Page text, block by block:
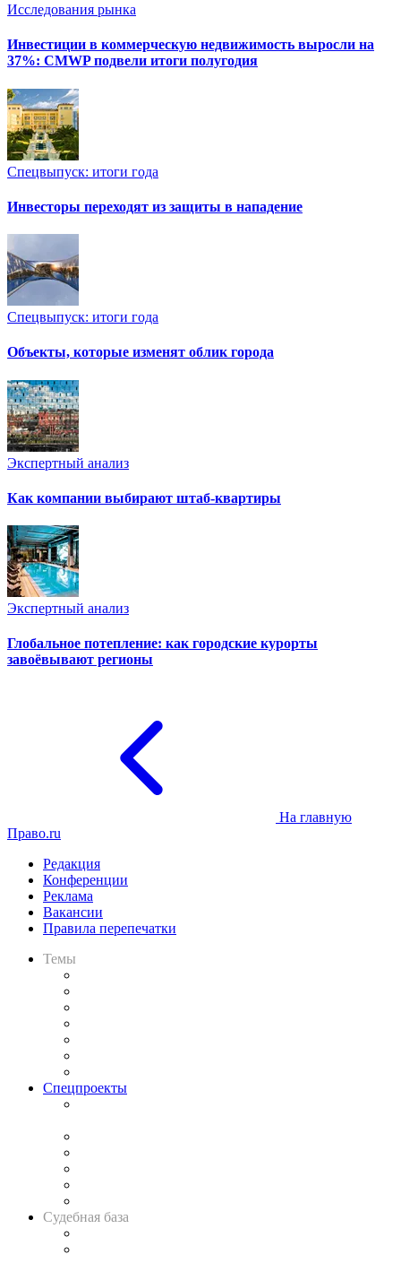
Исследования рынка
Инвестиции в коммерческую недвижимость выросли на
37%: CMWP подвели итоги полугодия
Спецвыпуск: итоги года
Инвесторы переходят из защиты в нападение
Спецвыпуск: итоги года
Объекты, которые изменят облик города
Экспертный анализ
Как компании выбирают штаб-квартиры
Экспертный анализ
Глобальное потепление: как городские курорты
завоёвывают регионы
На главную
Право.ru
Редакция
Конференции
Реклама
Вакансии
Правила перепечатки
Темы
Спецпроекты
Судебная база